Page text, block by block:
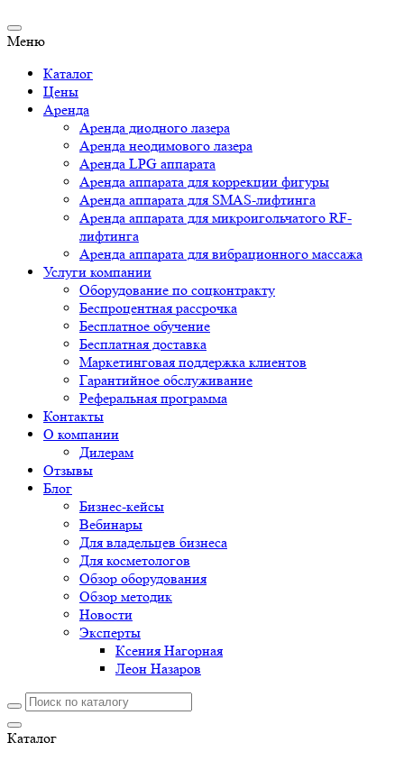
Меню
Каталог
Цены
Аренда
Аренда диодного лазера
Аренда неодимового лазера
Аренда LPG аппарата
Аренда аппарата для коррекции фигуры
Аренда аппарата для SMAS-лифтинга
Аренда аппарата для микроигольчатого RF-
лифтинга
Аренда аппарата для вибрационного массажа
Услуги компании
Оборудование по соцконтракту
Беспроцентная рассрочка
Бесплатное обучение
Бесплатная доставка
Маркетинговая поддержка клиентов
Гарантийное обслуживание
Реферальная программа
Контакты
О компании
Дилерам
Отзывы
Блог
Бизнес-кейсы
Вебинары
Для владельцев бизнеса
Для косметологов
Обзор оборудования
Обзор методик
Новости
Эксперты
Ксения Нагорная
Леон Назаров
Каталог